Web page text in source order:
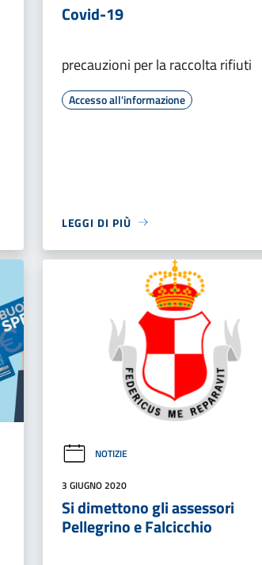
Covid-19
precauzioni per la raccolta rifiuti
Accesso all'informazione
LEGGI DI PIÙ
NOTIZIE
3 GIUGNO 2020
Si dimettono gli assessori
Pellegrino e Falcicchio